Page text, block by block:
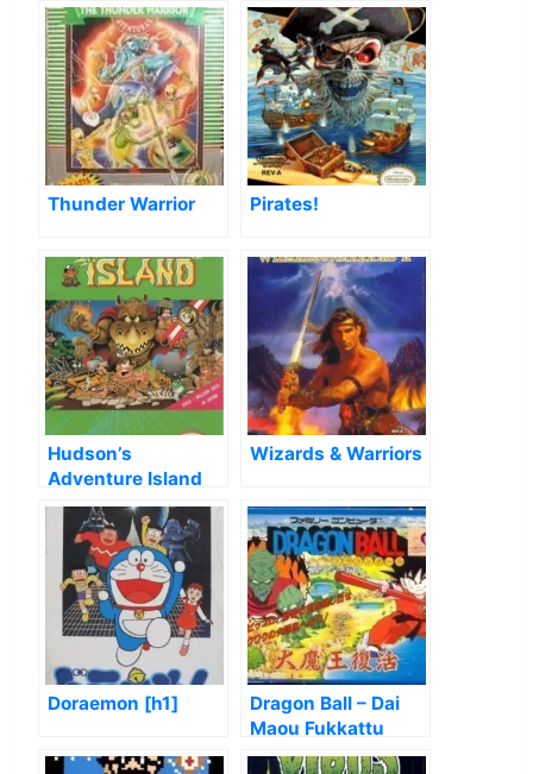
Thunder Warrior Pirates!
Hudson’s
Adventure Island
[T-Port]
Wizards & Warriors
Doraemon [h1]
Dragon Ball – Dai
Maou Fukkattu
[hFFE]